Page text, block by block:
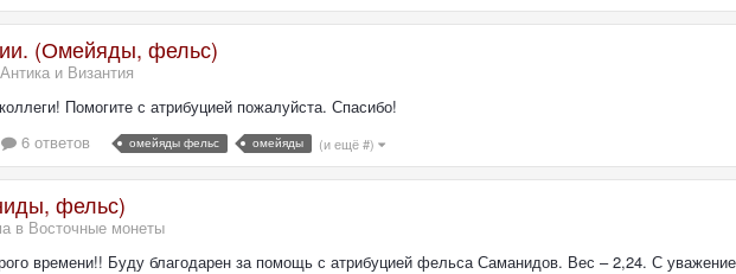
(Омейяды, фельс)
Антика и Византия
Помогите с атрибуцией пожалуйста. Спасибо!
6 ответов омейяды фельс омейяды (и ещё #)
фельс)
в Восточные монеты
времени!! Буду благодарен за помощь с атрибуцией фельса Саманидов. Вес – 2,24. С